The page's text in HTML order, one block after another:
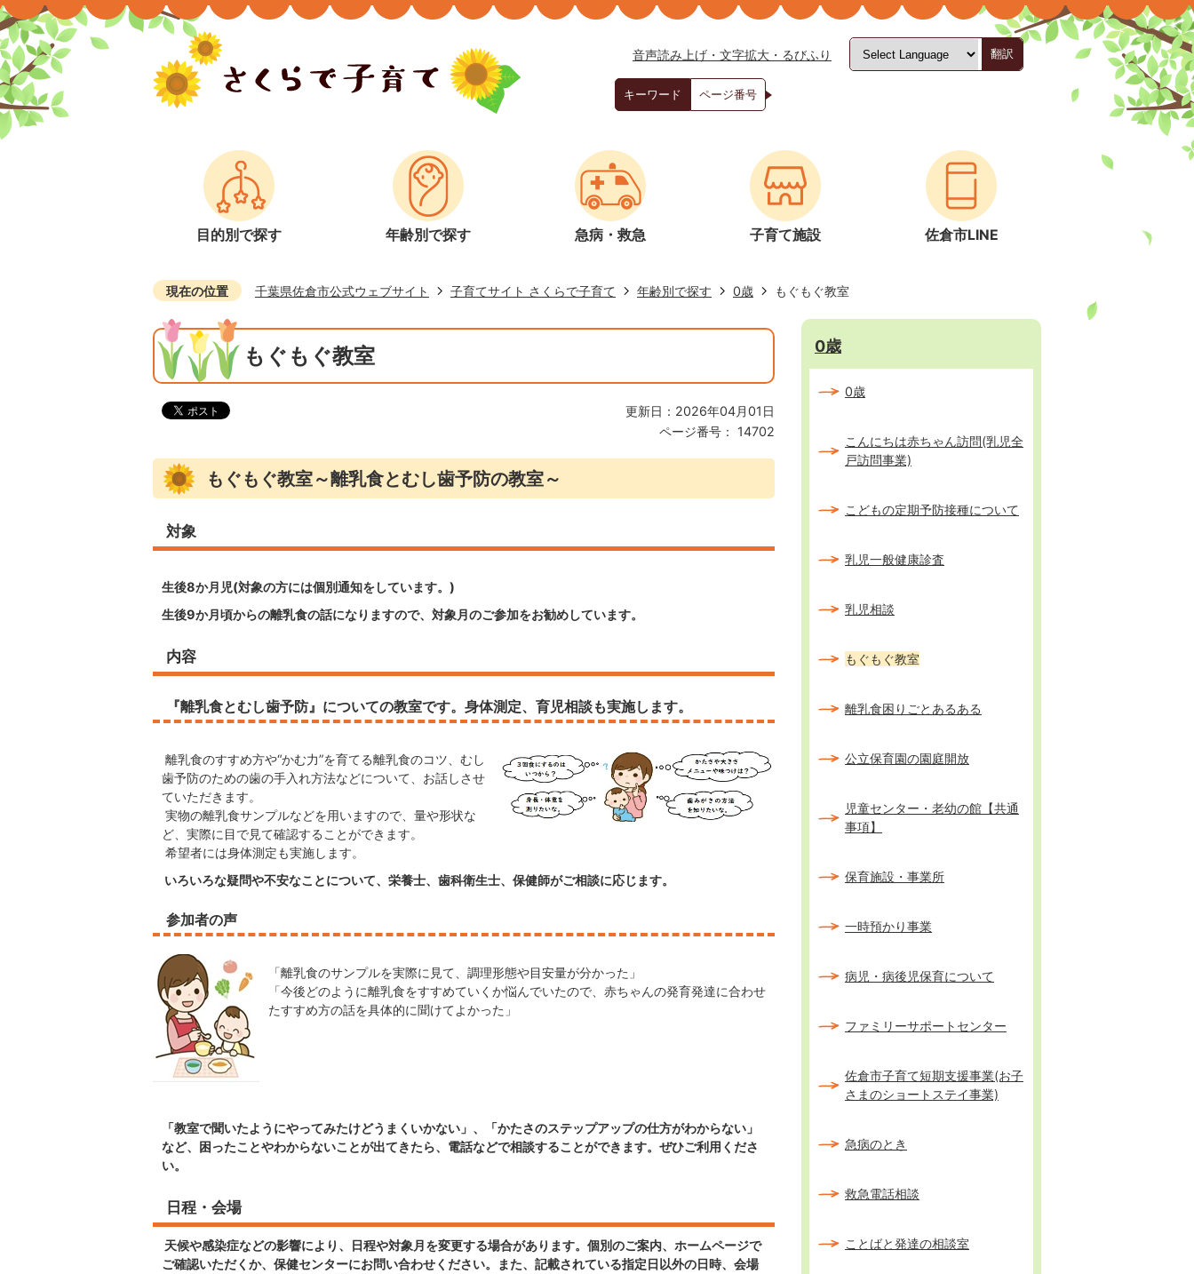
音声読み上げ・文字拡大・るびふり 翻訳
キーワード ページ番号
目的別で探す 年齢別で探す 急病・救急 子育て施設 佐倉市LINE
現在の位置 千葉県佐倉市公式ウェブサイト 子育てサイト さくらで子育て 年齢別で探す 0歳 もぐもぐ教室
もぐもぐ教室
更新日：2026年04月01日
ページ番号：
14702
もぐもぐ教室～離乳食とむし歯予防の教室～
対象
生後8か月児(対象の方には個別通知をしています。)
生後9か月頃からの離乳食の話になりますので、対象月のご参加をお勧めしています。
内容
『離乳食とむし歯予防』についての教室です。身体測定、育児相談も実施します。
離乳食のすすめ方や“かむ力”を育てる離乳食のコツ、むし
歯予防のための歯の手入れ方法などについて、お話しさせ
ていただきます。
実物の離乳食サンプルなどを用いますので、量や形状な
ど、実際に目で見て確認することができます。
希望者には身体測定も実施します。
いろいろな疑問や不安なことについて、栄養士、歯科衛生士、保健師がご相談に応じます。
参加者の声
「離乳食のサンプルを実際に見て、調理形態や目安量が分かった」
「今後どのように離乳食をすすめていくか悩んでいたので、赤ちゃんの発育発達に合わせ
たすすめ方の話を具体的に聞けてよかった」
「教室で聞いたようにやってみたけどうまくいかない」、「かたさのステップアップの仕方がわからない」
など、困ったことやわからないことが出てきたら、電話などで相談することができます。ぜひご利用くださ
い。
日程・会場
天候や感染症などの影響により、日程や対象月を変更する場合があります。個別のご案内、ホームページで
ご確認いただくか、保健センターにお問い合わせください。また、記載されている指定日以外の日時、会場
0歳
0歳
こんにちは赤ちゃん訪問(乳児全
戸訪問事業)
こどもの定期予防接種について
乳児一般健康診査
乳児相談
もぐもぐ教室
離乳食困りごとあるある
公立保育園の園庭開放
児童センター・老幼の館【共通
事項】
保育施設・事業所
一時預かり事業
病児・病後児保育について
ファミリーサポートセンター
佐倉市子育て短期支援事業(お子
さまのショートステイ事業)
急病のとき
救急電話相談
ことばと発達の相談室